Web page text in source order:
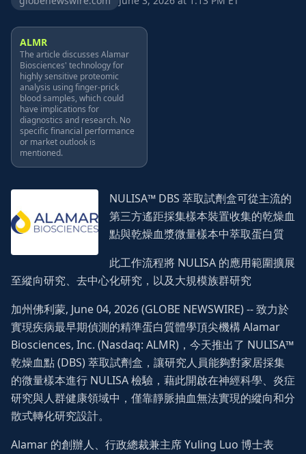
ALMR
The article discusses Alamar
Biosciences' technology for
highly sensitive proteomic
analysis using finger-prick
blood samples, which could
have implications for
diagnostics and research. No
specific financial performance
or market outlook is
mentioned.
NULISA™ DBS 萃取試劑盒可從主流的
第三方遙距採集樣本裝置收集的乾燥血
點與乾燥血漿微量樣本中萃取蛋白質
此工作流程將 NULISA 的應用範圍擴展
至縱向研究、去中心化研究，以及大規模族群研究
加州佛利蒙, June 04, 2026 (GLOBE NEWSWIRE) -- 致力於
實現疾病最早期偵測的精準蛋白質體學頂尖機構 Alamar
Biosciences, Inc. (Nasdaq: ALMR)，今天推出了 NULISA™
乾燥血點 (DBS) 萃取試劑盒，讓研究人員能夠對家居採集
的微量樣本進行 NULISA 檢驗，藉此開啟在神經科學、炎症
研究與人群健康領域中，僅靠靜脈抽血無法實現的縱向和分
散式轉化研究設計。
Alamar 的創辦人、行政總裁兼主席 Yuling Luo 博士表